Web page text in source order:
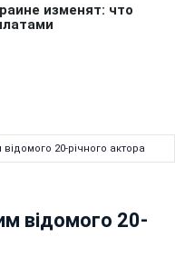
20-річного актора
відомого 20-